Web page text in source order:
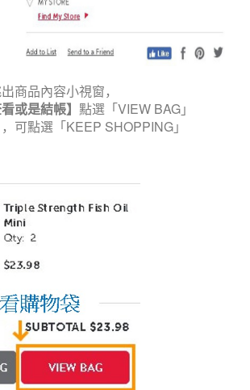
商品內容小視窗，
或是結帳】 點選「VIEW BAG」
，可點選「KEEP SHOPPING」